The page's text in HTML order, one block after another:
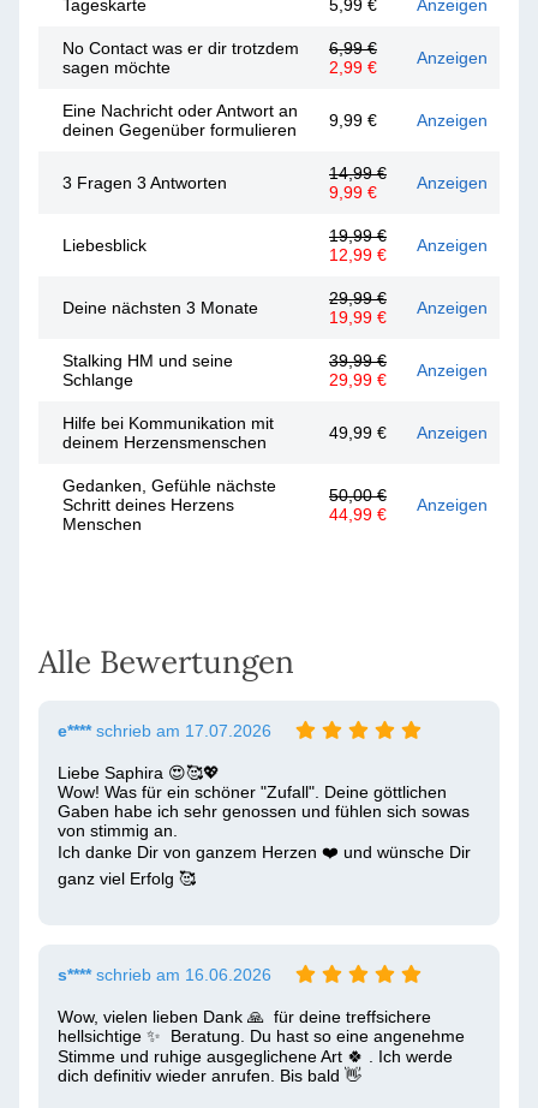
Tageskarte 5,99 € Anzeigen
No Contact was er dir trotzdem
sagen möchte
6,99 €
2,99 €
Anzeigen
Eine Nachricht oder Antwort an
deinen Gegenüber formulieren
9,99 € Anzeigen
3 Fragen 3 Antworten
14,99 €
9,99 €
Anzeigen
Liebesblick
19,99 €
12,99 €
Anzeigen
Deine nächsten 3 Monate
29,99 €
19,99 €
Anzeigen
Stalking HM und seine
Schlange
39,99 €
29,99 €
Anzeigen
Hilfe bei Kommunikation mit
deinem Herzensmenschen
49,99 € Anzeigen
Gedanken, Gefühle nächste
Schritt deines Herzens
Menschen
50,00 €
44,99 €
Anzeigen
Alle Bewertungen
e****schrieb am 17.07.2026
Liebe Saphira 😍🥰💖
Wow! Was für ein schöner "Zufall". Deine göttlichen
Gaben habe ich sehr genossen und fühlen sich sowas
von stimmig an.
Ich danke Dir von ganzem Herzen ❤️ und wünsche Dir
ganz viel Erfolg 🥰
s****schrieb am 16.06.2026
Wow, vielen lieben Dank 🙏  für deine treffsichere
hellsichtige ✨  Beratung. Du hast so eine angenehme
Stimme und ruhige ausgeglichene Art 🍀 . Ich werde
dich definitiv wieder anrufen. Bis bald 👋